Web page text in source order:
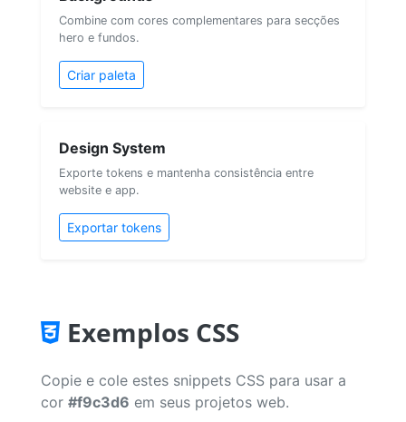
Combine com cores complementares para secções
hero e fundos.
Criar paleta
Design System
Exporte tokens e mantenha consistência entre
website e app.
Exportar tokens
Exemplos CSS
Copie e cole estes snippets CSS para usar a
cor #f9c3d6 em seus projetos web.